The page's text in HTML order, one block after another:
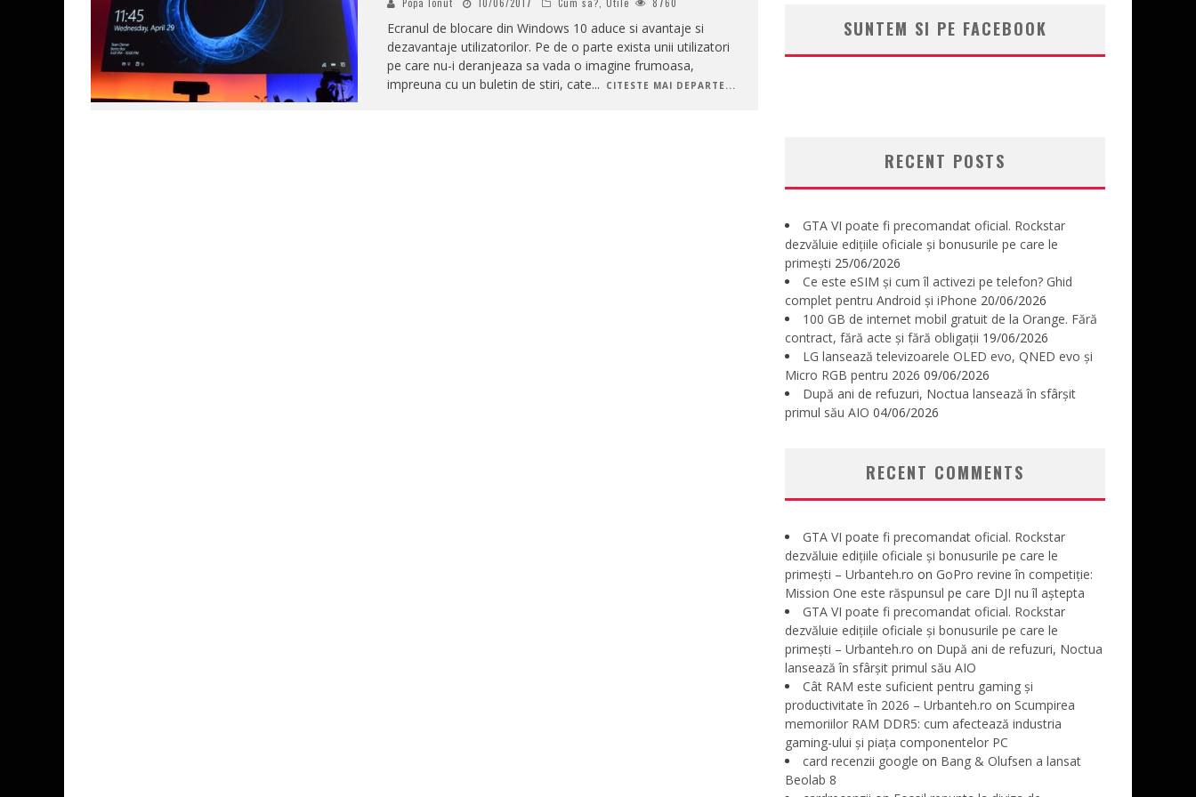
Ecranul de blocare din Windows 10 aduce si avantaje si
dezavantaje utilizatorilor. Pe de o parte exista unii utilizatori
pe care nu-i deranjeaza sa vada o imagine frumoasa,
impreuna cu un buletin de stiri, cate... CITESTE MAI DEPARTE...
SUNTEM SI PE FACEBOOK
RECENT POSTS
GTA VI poate fi precomandat oficial. Rockstar
dezvăluie edițiile oficiale și bonusurile pe care le
primești 25/06/2026
Ce este eSIM și cum îl activezi pe telefon? Ghid
complet pentru Android și iPhone 20/06/2026
100 GB de internet mobil gratuit de la Orange. Fără
contract, fără acte și fără obligații 19/06/2026
LG lansează televizoarele OLED evo, QNED evo și
Micro RGB pentru 2026 09/06/2026
După ani de refuzuri, Noctua lansează în sfârșit
primul său AIO 04/06/2026
RECENT COMMENTS
GTA VI poate fi precomandat oficial. Rockstar
dezvăluie edițiile oficiale și bonusurile pe care le
primești – Urbanteh.ro on GoPro revine în competiție:
Mission One este răspunsul pe care DJI nu îl aștepta
GTA VI poate fi precomandat oficial. Rockstar
dezvăluie edițiile oficiale și bonusurile pe care le
primești – Urbanteh.ro on După ani de refuzuri, Noctua
lansează în sfârșit primul său AIO
Cât RAM este suficient pentru gaming și
productivitate în 2026 – Urbanteh.ro on Scumpirea
memoriilor RAM DDR5: cum afectează industria
gaming-ului și piața componentelor PC
card recenzii google on Bang & Olufsen a lansat
Beolab 8